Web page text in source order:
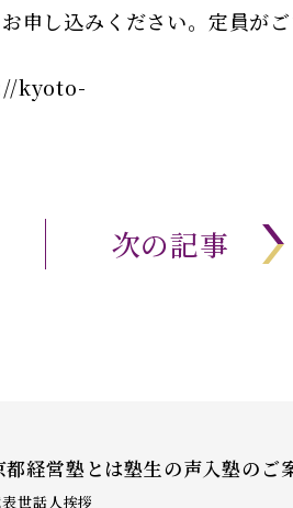
申し込みください。定員が
kyoto-
次の記事
都経営塾とは
世話人挨拶
塾生の声入塾のご